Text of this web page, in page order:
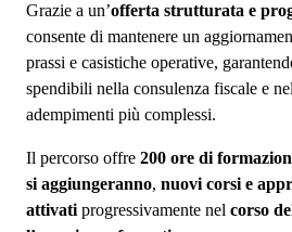
Grazie a un’offerta strutturata e
consente di mantenere un
prassi e casistiche operative,
spendibili nella consulenza fiscale e
adempimenti più complessi.
Il percorso offre 200 ore di
si aggiungeranno, nuovi corsi e
attivati progressivamente nel corso